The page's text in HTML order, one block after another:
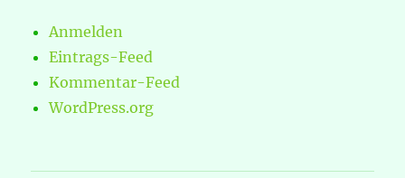
Anmelden
Eintrags-Feed
Kommentar-Feed
WordPress.org